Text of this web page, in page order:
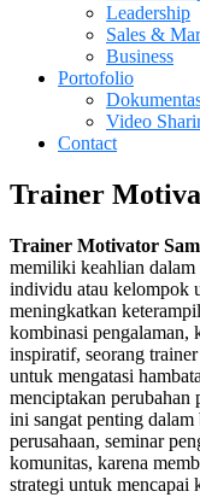
Leadership
Sales &
Business
Portofolio
Video
Contact
Trainer
Trainer Motivator
memiliki keahlian dalam
individu atau kelompok
meningkatkan
kombinasi pengalaman,
inspiratif, seorang
untuk mengatasi
menciptakan
ini sangat penting
perusahaan, seminar
komunitas, karena
strategi untuk mencapai